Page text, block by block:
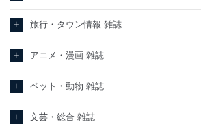
旅行・タウン情報 雑誌
アニメ・漫画 雑誌
ペット・動物 雑誌
文芸・総合 雑誌